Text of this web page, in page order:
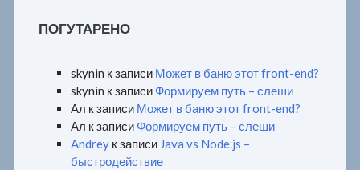
ПОГУТАРЕНО
skynin к записи Может в баню этот front-end?
skynin к записи Формируем путь – слеши
Ал к записи Может в баню этот front-end?
Ал к записи Формируем путь – слеши
Andrey к записи Java vs Node.js –
быстродействие